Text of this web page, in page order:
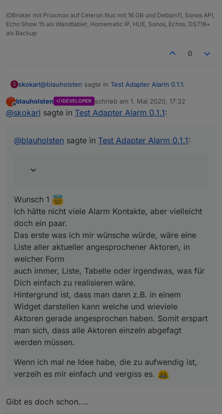
IOBroker mit Proxmox auf Celeron Nuc mit 16 GB und Debian11, Sonos API,
Echo Show 15 als Wandtablet, Homematic IP, HUE, Sonos, Echos, DS718+
als Backup
0
S skokarl@blauholsten sagte in Test Adapter Alarm 0.1.1:
Natürlich darf man das, eher im Gegenteil, ist
jedoch mein bestes.
Ich hätte nicht viele Alarm Kontakte, aber vielleicht doch
Dich einfach zu realisieren wäre.
Hintergrund ist, dass man dann z.B. in einem Widget
darstellen kann welche und wieviele Aktoren gerade
angesprochen haben. Somit erspart man sich, dass alle
Aktoren einzeln abgefagt werden müssen.
Offline
blauholsten DEVELOPER schrieb am 1. Mai 2020, 17:32
zuletzt editiert von
@skokarl sagte in Test Adapter Alarm 0.1.1:
@blauholsten sagte in Test Adapter Alarm 0.1.1:
Wunsch 1
Ich hätte nicht viele Alarm Kontakte, aber vielleicht
doch ein paar.
Das erste was ich mir wünsche würde, wäre eine
Liste aller aktueller angesprochener Aktoren, in
welcher Form
auch immer, Liste, Tabelle oder irgendwas, was für
Dich einfach zu realisieren wäre.
Hintergrund ist, dass man dann z.B. in einem
Widget darstellen kann welche und wieviele
Aktoren gerade angesprochen haben. Somit erspart
man sich, dass alle Aktoren einzeln abgefagt
werden müssen.
Wenn ich mal ne Idee habe, die zu aufwendig ist,
verzeih es mir einfach und vergiss es.
Gibt es doch schon....